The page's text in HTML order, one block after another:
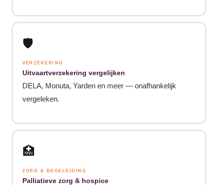
🛡️
VERZEKERING
Uitvaartverzekering vergelijken
DELA, Monuta, Yarden en meer — onafhankelijk
vergeleken.
🏥
ZORG & BEGELEIDING
Palliatieve zorg & hospice